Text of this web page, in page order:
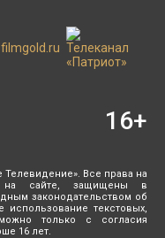
Все права на
на сайте, защищены в
законодательством об
использование текстовых,
только с согласия
16 лет.
16+